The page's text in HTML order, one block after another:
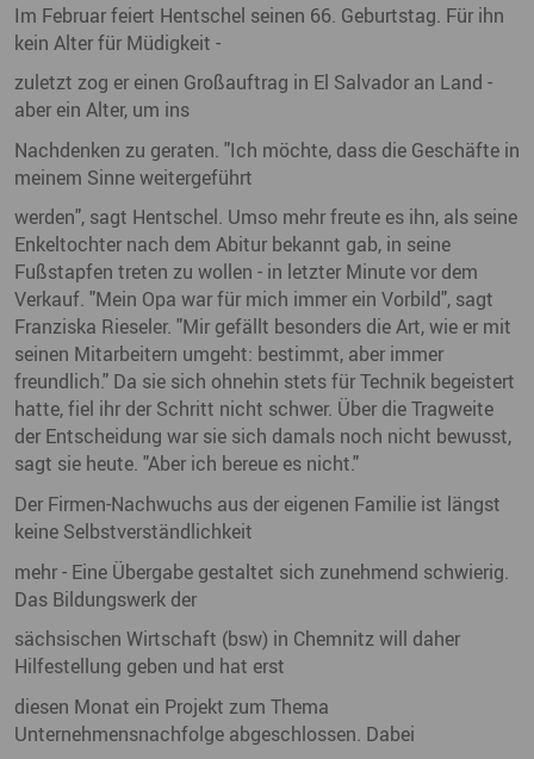
Im Februar feiert Hentschel seinen 66. Geburtstag. Für ihn
kein Alter für Müdigkeit -
zuletzt zog er einen Großauftrag in El Salvador an Land -
aber ein Alter, um ins
Nachdenken zu geraten. "Ich möchte, dass die Geschäfte in
meinem Sinne weitergeführt
werden", sagt Hentschel. Umso mehr freute es ihn, als seine
Enkeltochter nach dem Abitur bekannt gab, in seine
Fußstapfen treten zu wollen - in letzter Minute vor dem
Verkauf. "Mein Opa war für mich immer ein Vorbild", sagt
Franziska Rieseler. "Mir gefällt besonders die Art, wie er mit
seinen Mitarbeitern umgeht: bestimmt, aber immer
freundlich." Da sie sich ohnehin stets für Technik begeistert
hatte, fiel ihr der Schritt nicht schwer. Über die Tragweite
der Entscheidung war sie sich damals noch nicht bewusst,
sagt sie heute. "Aber ich bereue es nicht."
Der Firmen-Nachwuchs aus der eigenen Familie ist längst
keine Selbstverständlichkeit
mehr - Eine Übergabe gestaltet sich zunehmend schwierig.
Das Bildungswerk der
sächsischen Wirtschaft (bsw) in Chemnitz will daher
Hilfestellung geben und hat erst
diesen Monat ein Projekt zum Thema
Unternehmensnachfolge abgeschlossen. Dabei